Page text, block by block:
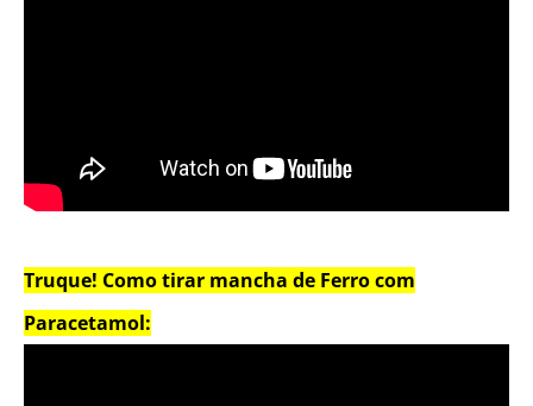
Truque! Como tirar mancha de Ferro com
Paracetamol: